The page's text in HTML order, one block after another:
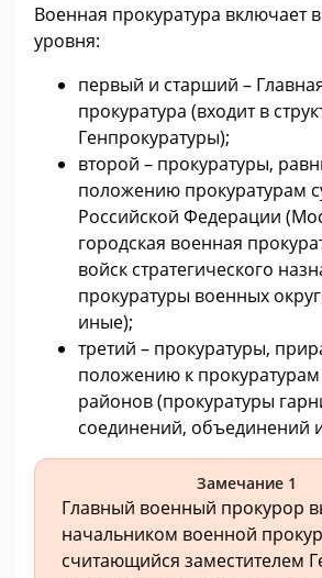
Военная прокуратура включает
уровня:
первый и старший –
прокуратура (входит в
Генпрокуратуры);
второй – прокуратуры,
положению прокуратурам
Российской Федерации
городская военная
войск стратегического
прокуратуры военных
иные);
третий – прокуратуры,
положению к
районов (прокуратуры
соединений, объединений
Замечание 1
Главный военный прокурор
начальником военной
считающийся заместителем